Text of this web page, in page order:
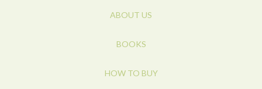
ABOUT US
BOOKS
HOW TO BUY